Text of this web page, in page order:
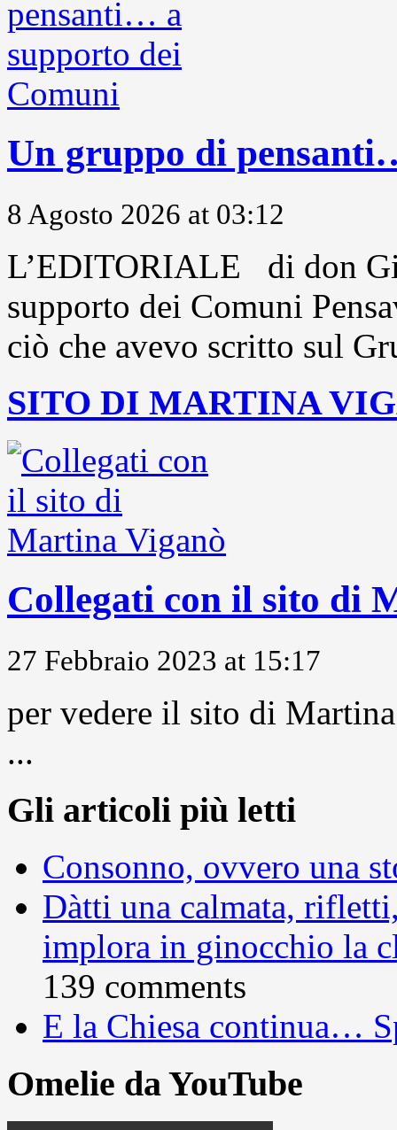
Un gruppo di
8 Agosto 2026 at 03:12
L’EDITORIALE di don
supporto dei Comuni
ciò che avevo scritto sul
SITO DI MARTINA
Collegati con il sito di
27 Febbraio 2023 at 15:17
per vedere il sito di
...
Gli articoli più letti
Consonno, ovvero una
Dàtti una calmata,
implora in ginocchio la
139 comments
E la Chiesa continua…
Omelie da YouTube